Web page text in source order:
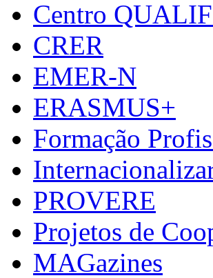
Centro
CRER
EMER-N
ERASMUS+
Formação
PROVERE
Projetos de
MAGazines